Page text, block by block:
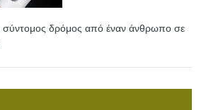
σύντομος δρόμος από έναν άνθρωπο σε